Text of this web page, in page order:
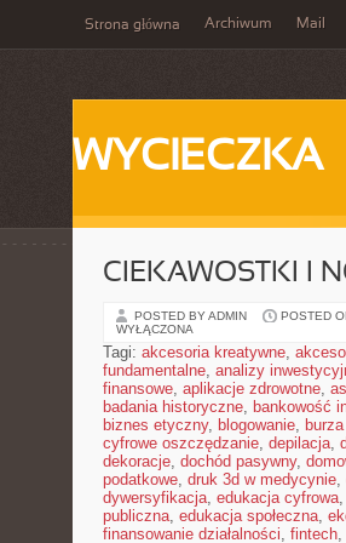
Strona główna Archiwum Mail
WYCIECZKA
CIEKAWOSTKI I
POSTED BY ADMIN POSTED
WYŁĄCZONA
Tagi: akcesoria kreatywne,
fundamentalne, analizy
finansowe, aplikacje zdrowotne,
badania historyczne, bankowość
biznes etyczny, blogowanie,
cyfrowe oszczędzanie, depilacja,
dekoracje, dochód pasywny,
podatkowe, druk 3d w medycynie,
dywersyfikacja, edukacja cyfrowa,
publiczna, edukacja społeczna,
finansowanie działalności, fintech,